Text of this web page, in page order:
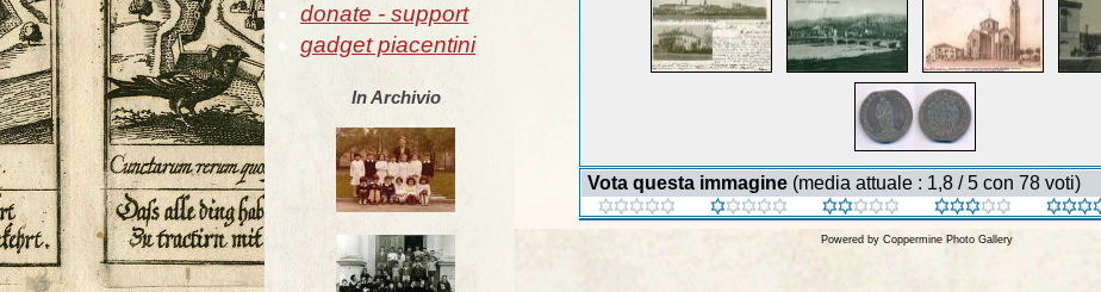
donate - support
gadget piacentini
In Archivio
Vota questa immagine(media attuale : 1,8 / 5 con 78 voti)
Powered by Coppermine Photo Gallery